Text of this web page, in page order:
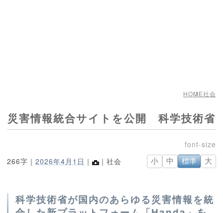
HOME社会
災害情報統合サイトを公開 科学技術省
266字｜ 2026年4月1日 ｜ ｜社会 小 中 標準 大
科学技術省が国内のあらゆる災害情報を統